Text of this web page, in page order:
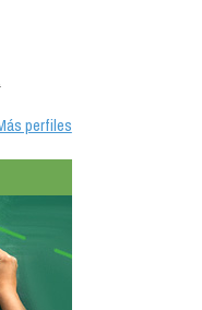
perfiles